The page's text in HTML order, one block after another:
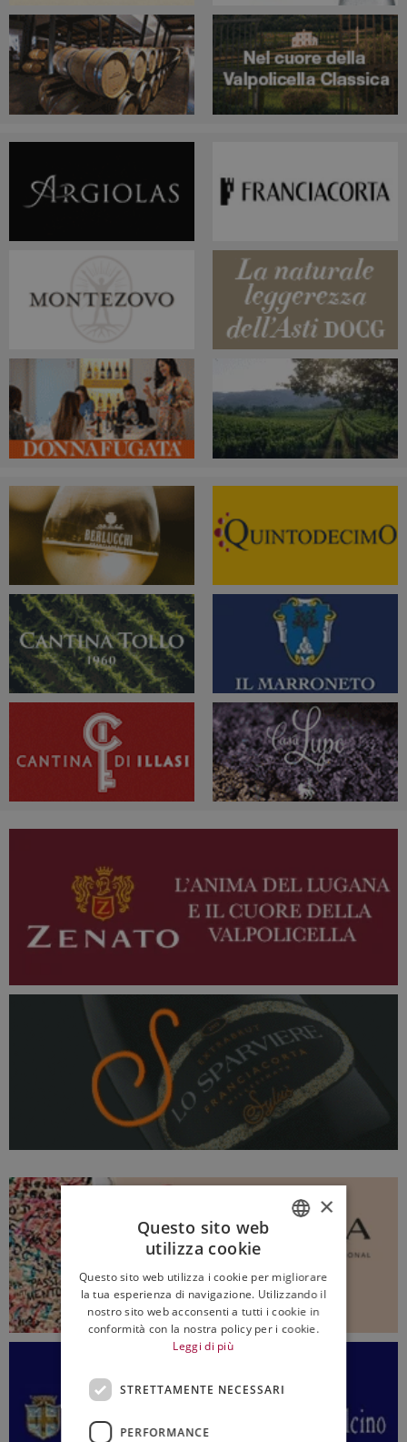
ENGLISH
×
Questo sito web
utilizza cookie
Questo sito web utilizza i cookie per migliorare
la tua esperienza di navigazione. Utilizzando il
nostro sito web acconsenti a tutti i cookie in
conformità con la nostra policy per i cookie.
Leggi di più
STRETTAMENTE NECESSARI
PERFORMANCE